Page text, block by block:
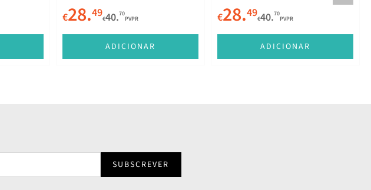
€28.49€40.70
PVPR
ADICIONAR
€28.49€40.70
PVPR
ADICIONAR
SUBSCREVER